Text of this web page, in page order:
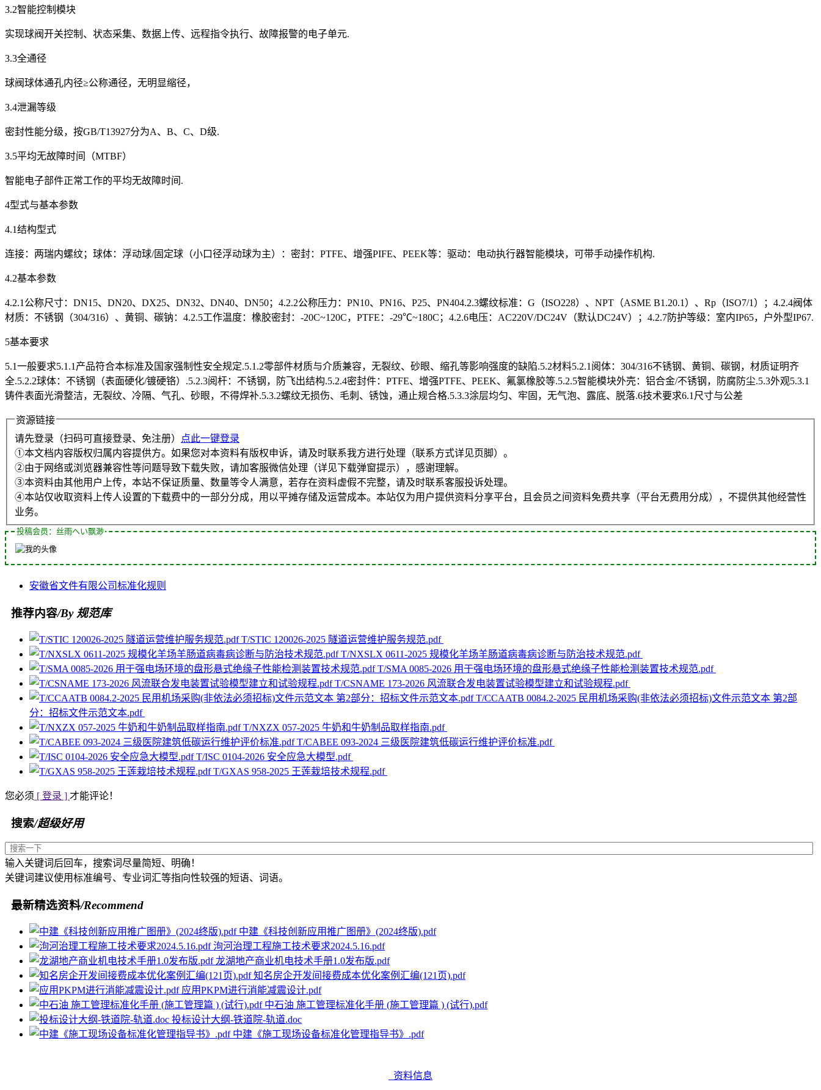
3.2智能控制模块
实现球阀开关控制、状态采集、数据上传、远程指令执行、故障报警的电子单元.
3.3全通径
球阀球体通孔内径≥公称通径，无明显缩径，
3.4泄漏等级
密封性能分级，按GB/T13927分为A、B、C、D级.
3.5平均无故障时间（MTBF）
智能电子部件正常工作的平均无故障时间.
4型式与基本参数
4.1结构型式
连接：两瑞内螺纹；球体：浮动球/固定球（小口径浮动球为主）：密封：PTFE、增强PIFE、PEEK等：驱动：电动执行器智能模块，可带手动操作机构.
4.2基本参数
4.2.1公称尺寸：DN15、DN20、DX25、DN32、DN40、DN50；4.2.2公称压力：PN10、PN16、P25、PN404.2.3螺纹标准：G（ISO228）、NPT（ASME B1.20.1）、Rp（ISO7/1）；4.2.4阀体
材质：不锈钢（304/316）、黄铜、碳钠：4.2.5工作温度：橡胶密封：-20C~120C，PTFE：-29℃~180C；4.2.6电压：AC220V/DC24V（默认DC24V）；4.2.7防护等级：室内IP65，户外型IP67.
5基本要求
5.1一般要求5.1.1产品符合本标准及国家强制性安全规定.5.1.2零部件材质与介质兼容，无裂纹、砂眼、缩孔等影响强度的缺陷.5.2材料5.2.1阅体：304/316不锈钢、黄铜、碳钢，材质证明齐
全.5.2.2球体：不锈钢（表面硬化/镀硬铬）.5.2.3阅杆：不锈钢，防飞出结构.5.2.4密封件：PTFE、增强PTFE、PEEK、氟氯橡胶等.5.2.5智能模块外壳：铝合金/不锈钢，防腐防尘.5.3外观5.3.1
铸件表面光滑整洁，无裂纹、冷隔、气孔、砂眼，不得焊补.5.3.2螺纹无损伤、毛刺、锈蚀，通止规合格.5.3.3涂层均匀、牢固，无气泡、露底、脱落.6技术要求6.1尺寸与公差
资源链接
请先登录（扫码可直接登录、免注册）
点此一键登录
①本文档内容版权归属内容提供方。如果您对本资料有版权申诉，请及时联系我方进行处理（联系方式详见页脚）。
②由于网络或浏览器兼容性等问题导致下载失败，请加客服微信处理（详见下载弹窗提示），感谢理解。
③本资料由其他用户上传，本站不保证质量、数量等令人满意，若存在资料虚假不完整，请及时联系客服投诉处理。
④本站仅收取资料上传人设置的下载费中的一部分分成，用以平摊存储及运营成本。本站仅为用户提供资料分享平台，且会员之间资料免费共享（平台无费用分成），不提供其他经营性
业务。
投稿会员：丝雨へい飘渺
安徽省文件有限公司标准化规则
推荐内容/By 规范库
T/STIC 120026-2025 隧道运营维护服务规范.pdf
T/NXSLX 0611-2025 规模化羊场羊肠道病毒病诊断与防治技术规范.pdf
T/SMA 0085-2026 用于强电场环境的盘形悬式绝缘子性能检测装置技术规范.pdf
T/CSNAME 173-2026 风流联合发电装置试验模型建立和试验规程.pdf
T/CCAATB 0084.2-2025 民用机场采购(非依法必须招标)文件示范文本 第2部
分：招标文件示范文本.pdf
T/NXZX 057-2025 牛奶和牛奶制品取样指南.pdf
T/CABEE 093-2024 三级医院建筑低碳运行维护评价标准.pdf
T/ISC 0104-2026 安全应急大模型.pdf
T/GXAS 958-2025 王莲栽培技术规程.pdf
您必须 [ 登录 ] 才能评论！
搜索/超级好用
输入关键词后回车，搜索词尽量简短、明确！
关键词建议使用标准编号、专业词汇等指向性较强的短语、词语。
最新精选资料/Recommend
中建《科技创新应用推广图册》(2024终版).pdf
泃河治理工程施工技术要求2024.5.16.pdf
龙湖地产商业机电技术手册1.0发布版.pdf
知名房企开发间接费成本优化案例汇编(121页).pdf
应用PKPM进行消能减震设计.pdf
中石油 施工管理标准化手册 (施工管理篇 ) (试行).pdf
投标设计大纲-铁道院-轨道.doc
中建《施工现场设备标准化管理指导书》.pdf
资料信息